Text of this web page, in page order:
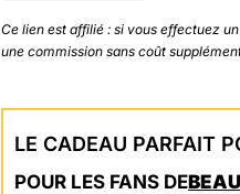
Ce lien est affilié : si vous effectuez
une commission sans coût
LE CADEAU PARFAIT
POUR LES FANS DE